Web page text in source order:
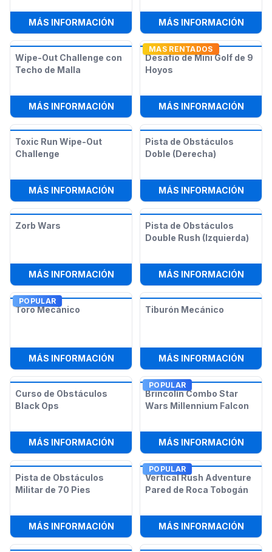
MÁS INFORMACIÓN: BIG WAVE MECHANICAL SURF
MÁS INFORMACIÓN:
Wipe-Out Challenge con
Techo de Malla
MÁS INFORMACIÓN: WIPE-OUT CHALLENGE CON
MAS RENTADOS
Desafío de Mini Golf de 9
Hoyos
MÁS INFORMACIÓN:
Toxic Run Wipe-Out
Challenge
MÁS INFORMACIÓN: TOXIC RUN WIPE-OUT CHALLENGE
Pista de Obstáculos
Doble (Derecha)
MÁS INFORMACIÓN:
Zorb Wars
MÁS INFORMACIÓN: ZORB WARS
Pista de Obstáculos
Double Rush (Izquierda)
MÁS INFORMACIÓN:
POPULAR
Toro Mecánico
MÁS INFORMACIÓN: TORO MECÁNICO
Tiburón Mecánico
MÁS INFORMACIÓN:
Curso de Obstáculos
Black Ops
MÁS INFORMACIÓN: CURSO DE OBSTÁCULOS BLACK
POPULAR
Brincolín Combo Star
Wars Millennium Falcon
MÁS INFORMACIÓN:
Pista de Obstáculos
Militar de 70 Pies
MÁS INFORMACIÓN: PISTA DE OBSTÁCULOS MILITAR
POPULAR
Vertical Rush Adventure
Pared de Roca Tobogán
MÁS INFORMACIÓN: